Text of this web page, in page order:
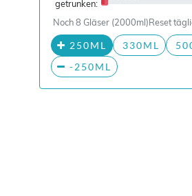
getrunken:
Noch 8 Gläser (2000ml)Reset
250ML 330ML
-250ML